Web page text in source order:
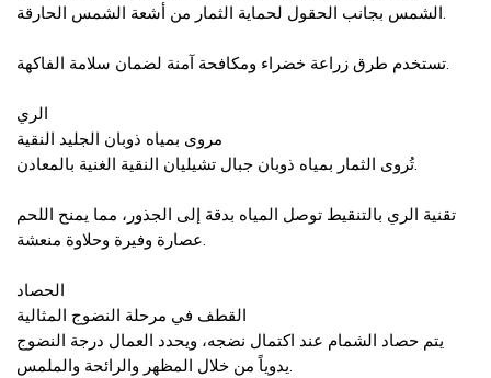
الشمس بجانب الحقول لحماية الثمار من أشعة الشمس الحارقة.
تستخدم طرق زراعة خضراء ومكافحة آمنة لضمان سلامة الفاكهة.
الري
مروى بمياه ذوبان الجليد النقية
تُروى الثمار بمياه ذوبان جبال تشيليان النقية الغنية بالمعادن.
تقنية الري بالتنقيط توصل المياه بدقة إلى الجذور، مما يمنح اللحم
عصارة وفيرة وحلاوة منعشة.
الحصاد
القطف في مرحلة النضوج المثالية
يتم حصاد الشمام عند اكتمال نضجه، ويحدد العمال درجة النضوج
يدوياً من خلال المظهر والرائحة والملمس.